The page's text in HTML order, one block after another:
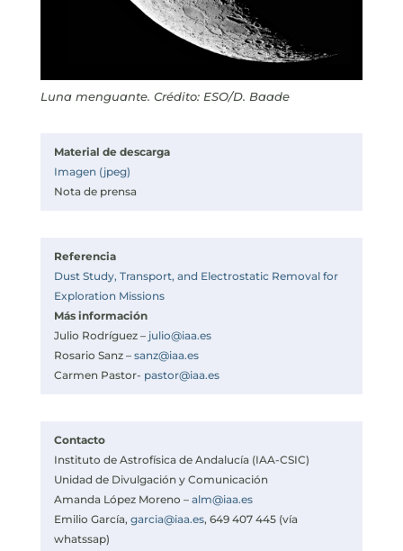
Luna menguante. Crédito: ESO/D. Baade
Material de descarga
Imagen (jpeg)
Nota de prensa
Referencia
Dust Study, Transport, and Electrostatic Removal for
Exploration Missions
Más información
Julio Rodríguez –julio@iaa.es
Rosario Sanz – sanz@iaa.es
Carmen Pastor- pastor@iaa.es
Contacto
Instituto de Astrofísica de Andalucía (IAA-CSIC)
Unidad de Divulgación y Comunicación
Amanda López Moreno – alm@iaa.es
Emilio García, garcia@iaa.es, 649 407 445 (vía
whatssap)